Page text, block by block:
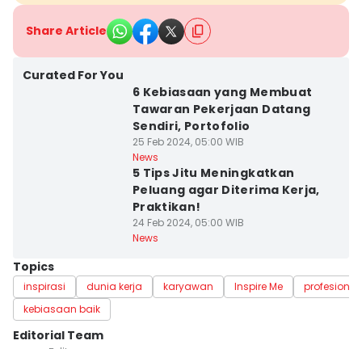
Share Article
Curated For You
6 Kebiasaan yang Membuat
Tawaran Pekerjaan Datang
Sendiri, Portofolio
25 Feb 2024, 05:00 WIB
News
5 Tips Jitu Meningkatkan
Peluang agar Diterima Kerja,
Praktikan!
24 Feb 2024, 05:00 WIB
News
Topics
inspirasi dunia kerja karyawan Inspire Me
profesional
kebiasaan baik
Editorial Team